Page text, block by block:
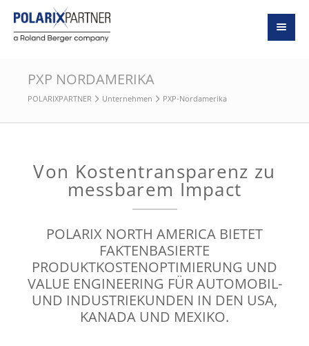
PXP NORDAMERIKA
POLARIXPARTNER Unternehmen PXP-Nordamerika
Von Kostentransparenz zu
messbarem Impact
POLARIX NORTH AMERICA BIETET
FAKTENBASIERTE
PRODUKTKOSTENOPTIMIERUNG UND
VALUE ENGINEERING FÜR AUTOMOBIL-
UND INDUSTRIEKUNDEN IN DEN USA,
KANADA UND MEXIKO.